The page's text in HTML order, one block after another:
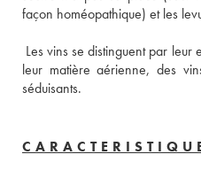
Les vins se distinguent par
leur matière aérienne, des
séduisants.